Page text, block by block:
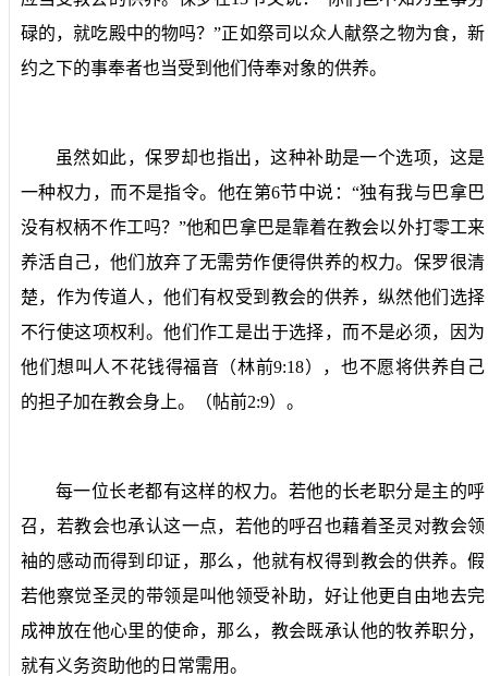
碌的，就吃殿中的物吗？”正如祭司以众人献祭之物为食，新
约之下的事奉者也当受到他们侍奉对象的供养。
虽然如此，保罗却也指出，这种补助是一个选项，这是
一种权力，而不是指令。他在第6节中说：“独有我与巴拿巴
没有权柄不作工吗？”他和巴拿巴是靠着在教会以外打零工来
养活自己，他们放弃了无需劳作便得供养的权力。保罗很清
楚，作为传道人，他们有权受到教会的供养，纵然他们选择
不行使这项权利。他们作工是出于选择，而不是必须，因为
他们想叫人不花钱得福音（林前9:18），也不愿将供养自己
的担子加在教会身上。（帖前2:9）。
每一位长老都有这样的权力。若他的长老职分是主的呼
召，若教会也承认这一点，若他的呼召也藉着圣灵对教会领
袖的感动而得到印证，那么，他就有权得到教会的供养。假
若他察觉圣灵的带领是叫他领受补助，好让他更自由地去完
成神放在他心里的使命，那么，教会既承认他的牧养职分，
就有义务资助他的日常需用。